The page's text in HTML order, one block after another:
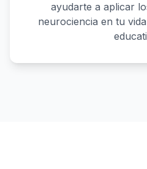
ayudarte a aplicar
neurociencia en tu